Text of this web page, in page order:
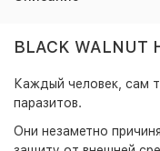
BLACK WALNUT
Каждый человек, сам
паразитов.
Они незаметно